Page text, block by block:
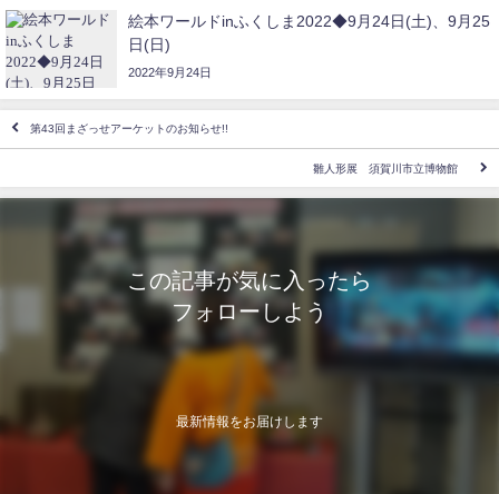
絵本ワールドinふくしま2022◆9月24日(土)、9月25
日(日)
2022年9月24日
第43回まざっせアーケットのお知らせ!!
雛人形展 須賀川市立博物館
この記事が気に入ったら
フォローしよう
最新情報をお届けします